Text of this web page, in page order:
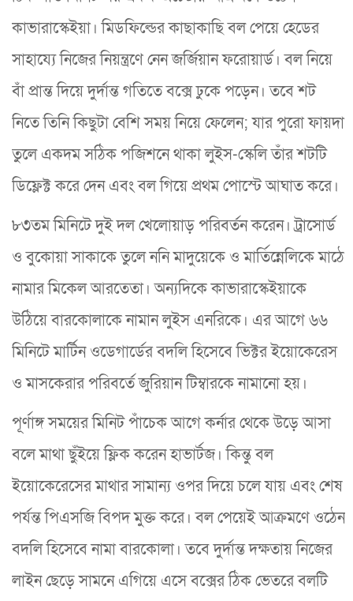
কাভারাস্কেইয়া। মিডফিল্ডের কাছাকাছি বল পেয়ে হেডের
সাহায্যে নিজের নিয়ন্ত্রণে নেন জর্জিয়ান ফরোয়ার্ড। বল নিয়ে
বাঁ প্রান্ত দিয়ে দুর্দান্ত গতিতে বক্সে ঢুকে পড়েন। তবে শট
নিতে তিনি কিছুটা বেশি সময় নিয়ে ফেলেন; যার পুরো ফায়দা
তুলে একদম সঠিক পজিশনে থাকা লুইস-স্কেলি তাঁর শটটি
ডিফ্লেক্ট করে দেন এবং বল গিয়ে প্রথম পোস্টে আঘাত করে।
৮৩তম মিনিটে দুই দল খেলোয়াড় পরিবর্তন করেন। ট্রাসোর্ড
ও বুকোয়া সাকাকে তুলে ননি মাদুয়েকে ও মার্তিন্নেলিকে মাঠে
নামার মিকেল আরতেতা। অন্যদিকে কাভারাস্কেইয়াকে
উঠিয়ে বারকোলাকে নামান লুইস এনরিকে। এর আগে ৬৬
মিনিটে মার্টিন ওডেগার্ডের বদলি হিসেবে ভিক্টর ইয়োকেরেস
ও মাসকেরার পরিবর্তে জুরিয়ান টিম্বারকে নামানো হয়।
পূর্ণাঙ্গ সময়ের মিনিট পাঁচেক আগে কর্নার থেকে উড়ে আসা
বলে মাথা ছুঁইয়ে ফ্লিক করেন হাভার্টজ। কিন্তু বল
ইয়োকেরেসের মাথার সামান্য ওপর দিয়ে চলে যায় এবং শেষ
পর্যন্ত পিএসজি বিপদ মুক্ত করে। বল পেয়েই আক্রমণে ওঠেন
বদলি হিসেবে নামা বারকোলা। তবে দুর্দান্ত দক্ষতায় নিজের
লাইন ছেড়ে সামনে এগিয়ে এসে বক্সের ঠিক ভেতরে বলটি